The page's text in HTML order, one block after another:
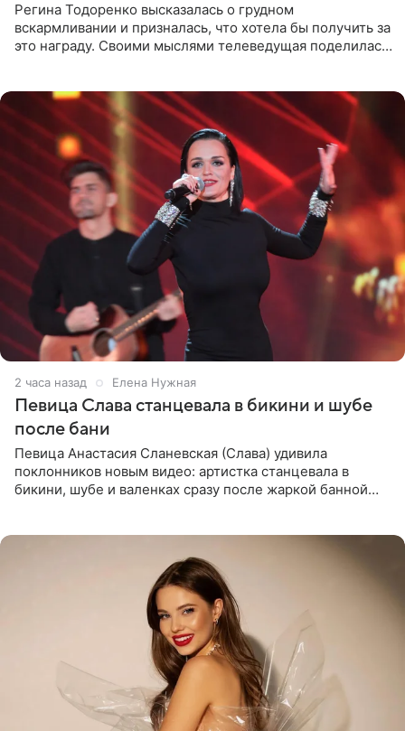
Регина Тодоренко высказалась о грудном
вскармливании и призналась, что хотела бы получить за
это награду. Своими мыслями телеведущая поделилась
2 часа назад Елена Нужная
Певица Слава станцевала в бикини и шубе
после бани
Певица Анастасия Сланевская (Слава) удивила
поклонников новым видео: артистка станцевала в
бикини, шубе и валенках сразу после жаркой банной